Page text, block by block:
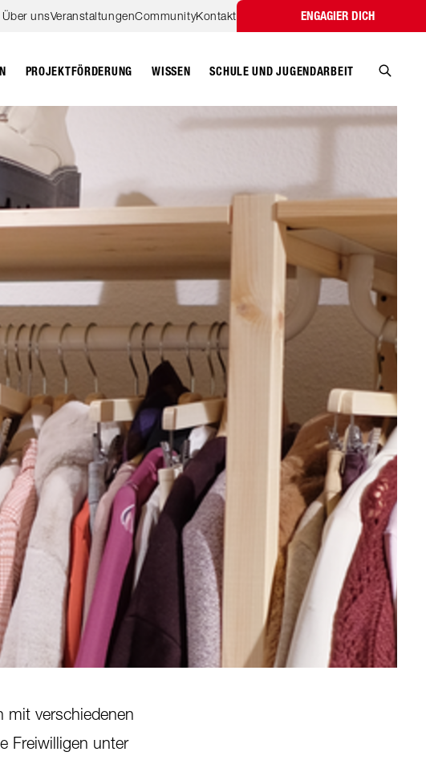
Über unsVeranstaltungenCommunityKontakt ENGAGIER DICH
PROJEKTFÖRDERUNG WISSEN SCHULE UND JUGENDARBEIT
mit verschiedenen
Freiwilligen unter